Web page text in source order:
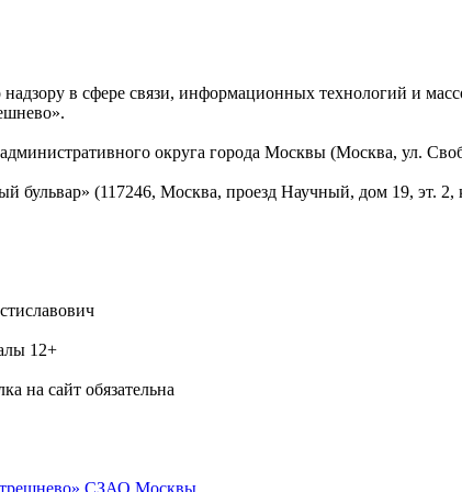
надзору в сфере связи, информационных технологий и
округа города Москвы (Москва, ул.
бульвар» (117246, Москва, проезд Научный, дом 19, эт.
12+
на сайт обязательна
СЗАО Москвы